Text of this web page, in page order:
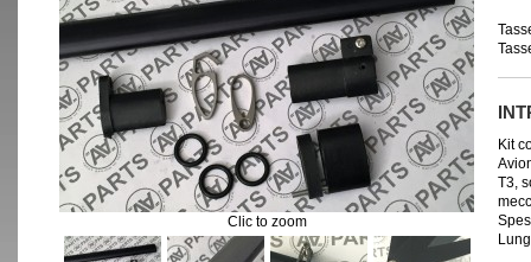
Kit
T3,
Clic to zoom